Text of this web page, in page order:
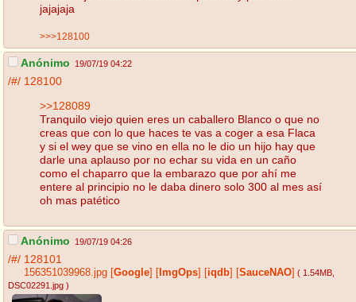
jajajaja
>>>128100
Anónimo 19/07/19 04:22
/#/ 128100
>>128089
Tranquilo viejo quien eres un caballero Blanco o que no
creas que con lo que haces te vas a coger a esa Flaca
y si el wey que se vino en ella no le dio un hijo hay que
darle una aplauso por no echar su vida en un caño
como el chaparro que la embarazo que por ahí me
entere al principio no le daba dinero solo 300 al mes así
oh mas patético
Anónimo 19/07/19 04:26
/#/ 128101
156351039968.jpg Google ImgOps iqdb SauceNAO ( 1.54MB,
DSC02291.jpg )